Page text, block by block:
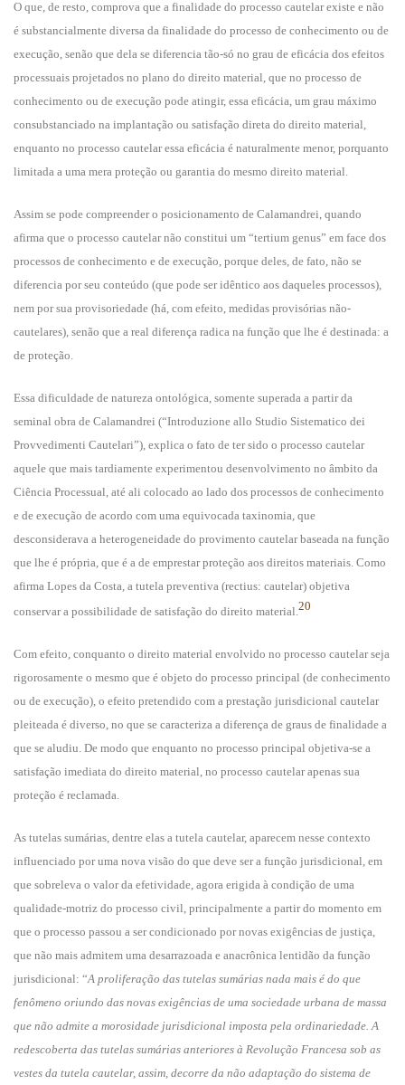
O que, de resto, comprova que a finalidade do processo cautelar existe e não
é substancialmente diversa da finalidade do processo de conhecimento ou de
execução, senão que dela se diferencia tão-só no grau de eficácia dos efeitos
processuais projetados no plano do direito material, que no processo de
conhecimento ou de execução pode atingir, essa eficácia, um grau máximo
consubstanciado na implantação ou satisfação direta do direito material,
enquanto no processo cautelar essa eficácia é naturalmente menor, porquanto
limitada a uma mera proteção ou garantia do mesmo direito material.
Assim se pode compreender o posicionamento de Calamandrei, quando
afirma que o processo cautelar não constitui um “tertium genus” em face dos
processos de conhecimento e de execução, porque deles, de fato, não se
diferencia por seu conteúdo (que pode ser idêntico aos daqueles processos),
nem por sua provisoriedade (há, com efeito, medidas provisórias não-
cautelares), senão que a real diferença radica na função que lhe é destinada: a
de proteção.
Essa dificuldade de natureza ontológica, somente superada a partir da
seminal obra de Calamandrei (“Introduzione allo Studio Sistematico dei
Provvedimenti Cautelari”), explica o fato de ter sido o processo cautelar
aquele que mais tardiamente experimentou desenvolvimento no âmbito da
Ciência Processual, até ali colocado ao lado dos processos de conhecimento
e de execução de acordo com uma equivocada taxinomia, que
desconsiderava a heterogeneidade do provimento cautelar baseada na função
que lhe é própria, que é a de emprestar proteção aos direitos materiais. Como
afirma Lopes da Costa, a tutela preventiva (rectius: cautelar) objetiva
conservar a possibilidade de satisfação do direito material.20
Com efeito, conquanto o direito material envolvido no processo cautelar seja
rigorosamente o mesmo que é objeto do processo principal (de conhecimento
ou de execução), o efeito pretendido com a prestação jurisdicional cautelar
pleiteada é diverso, no que se caracteriza a diferença de graus de finalidade a
que se aludiu. De modo que enquanto no processo principal objetiva-se a
satisfação imediata do direito material, no processo cautelar apenas sua
proteção é reclamada.
As tutelas sumárias, dentre elas a tutela cautelar, aparecem nesse contexto
influenciado por uma nova visão do que deve ser a função jurisdicional, em
que sobreleva o valor da efetividade, agora erigida à condição de uma
qualidade-motriz do processo civil, principalmente a partir do momento em
que o processo passou a ser condicionado por novas exigências de justiça,
que não mais admitem uma desarrazoada e anacrônica lentidão da função
jurisdicional: “A proliferação das tutelas sumárias nada mais é do que
fenômeno oriundo das novas exigências de uma sociedade urbana de massa
que não admite a morosidade jurisdicional imposta pela ordinariedade. A
redescoberta das tutelas sumárias anteriores à Revolução Francesa sob as
vestes da tutela cautelar, assim, decorre da não adaptação do sistema de